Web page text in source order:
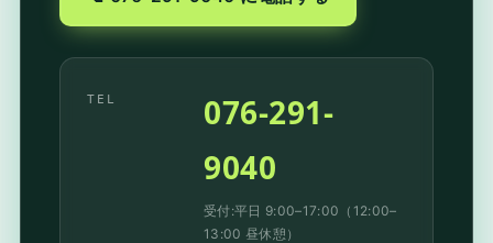
TEL
076-291-
9040
受付:平日 9:00–17:00（12:00–
13:00 昼休憩）